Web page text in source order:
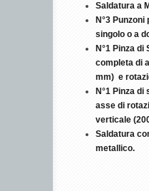
Saldatura a
N°3
singolo o a
N°1 Pinza di
completa di
mm) e
N°1 Pinza di
asse di
verticale
Saldatura
metallico.